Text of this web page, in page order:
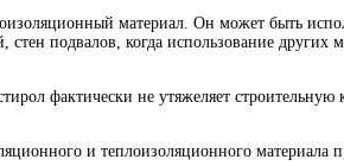
материал. Он может быть
подвалов, когда использование других
фактически не утяжеляет
и теплоизоляционного материала